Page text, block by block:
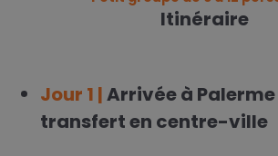
Itinéraire
Jour 1 |Arrivée à
transfert en centre-ville